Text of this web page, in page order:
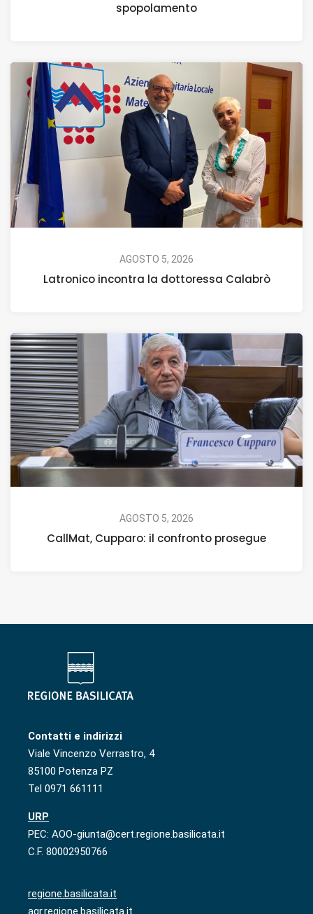
spopolamento
AGOSTO 5, 2026
Latronico incontra la dottoressa Calabrò
AGOSTO 5, 2026
CallMat, Cupparo: il confronto prosegue
Contatti e indirizzi
Viale Vincenzo Verrastro, 4
85100 Potenza PZ
Tel 0971 661111
URP
PEC: AOO-giunta@cert.regione.basilicata.it
C.F. 80002950766
regione.basilicata.it
agr.regione.basilicata.it